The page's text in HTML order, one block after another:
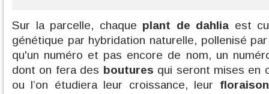
Sur la parcelle, chaque plant de dahliaest
génétique par hybridation naturelle, pollenisé
qu'un numéro et pas encore de nom, un
dont on fera des boutures qui seront mises en
ou l’on étudiera leur croissance, leur floraison